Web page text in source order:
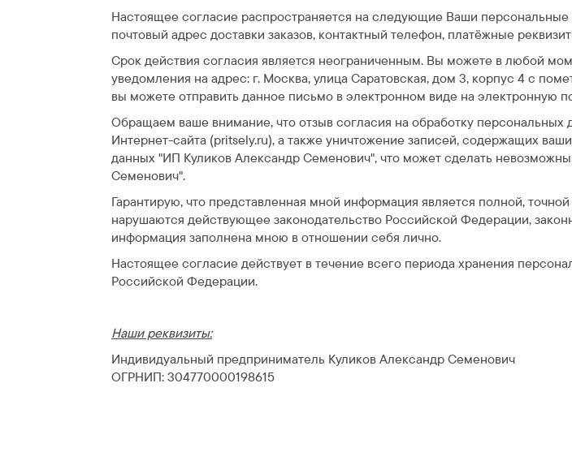
Настоящее согласие распространяется на следующие Ваши
почтовый адрес доставки заказов, контактный телефон, платёжные
Срок действия согласия является неограниченным. Вы можете в любой
уведомления на адрес: г. Москва, улица Саратовская, дом 3, корпус 4 с
вы можете отправить данное письмо в электронном виде на электронную
Обращаем ваше внимание, что отзыв согласия на обработку персональных
Интернет-сайта (pritsely.ru), а также уничтожение записей, содержащих
данных "ИП Куликов Александр Семенович", что может сделать
Семенович".
Гарантирую, что представленная мной информация является полной,
нарушаются действующее законодательство Российской Федерации,
информация заполнена мною в отношении себя лично.
Настоящее согласие действует в течение всего периода хранения
Российской Федерации.
Наши реквизиты:
Индивидуальный предприниматель Куликов Александр Семенович
ОГРНИП: 304770000198615